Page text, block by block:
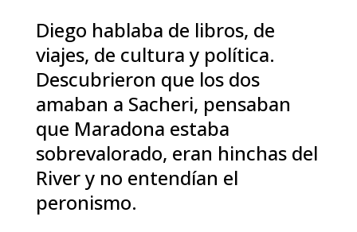
Diego hablaba de libros, de
viajes, de cultura y política.
Descubrieron que los dos
amaban a Sacheri, pensaban
que Maradona estaba
sobrevalorado, eran hinchas del
River y no entendían el
peronismo.